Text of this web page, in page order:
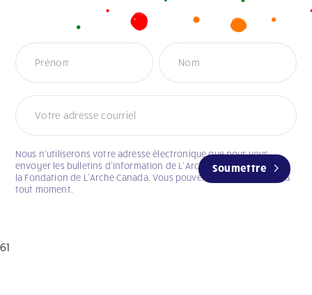
Newsletter
Soumettre
Nous n’utiliserons votre adresse électronique que pour vous
envoyer les bulletins d’information de L’Arche Canada et celui de
la Fondation de L’Arche Canada. Vous pouvez vous désabonner à
tout moment.
61